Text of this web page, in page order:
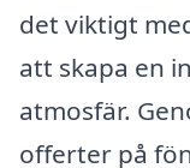
det viktigt
att skapa en
atmosfär.
offerter på